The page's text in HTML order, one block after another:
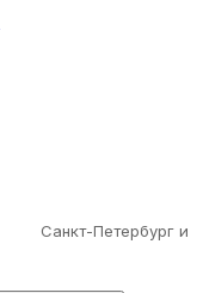
Санкт-Петербург и